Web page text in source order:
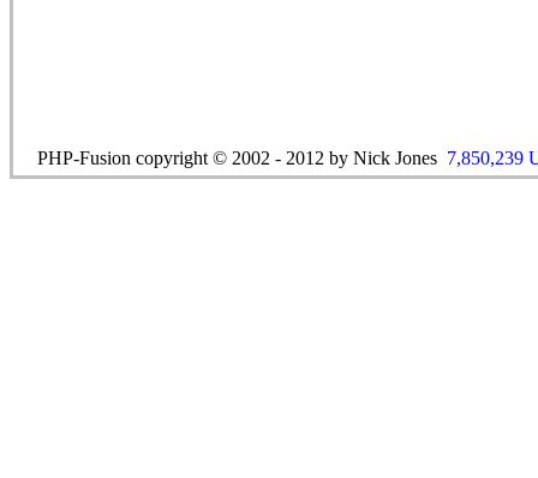
PHP-Fusion copyright © 2002 - 2012 by Nick Jones 7,850,239